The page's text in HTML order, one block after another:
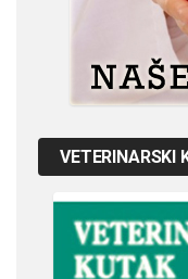
VETERINARSKI